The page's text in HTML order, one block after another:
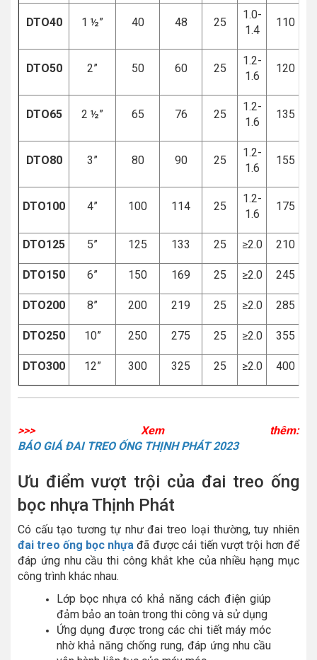
DTO40 1 ½” 40 48 25
1.0-
1.4
110
DTO50 2” 50 60 25
1.2-
1.6
120
DTO65 2 ½” 65 76 25
1.2-
1.6
135
DTO80 3” 80 90 25
1.2-
1.6
155
DTO100 4” 100 114 25
1.2-
1.6
175
DTO125 5” 125 133 25 ≥2.0 210
DTO150 6” 150 169 25 ≥2.0 245
DTO200 8” 200 219 25 ≥2.0 285
DTO250 10” 250 275 25 ≥2.0 355
DTO300 12” 300 325 25 ≥2.0 400
>>> Xem thêm:
BÁO GIÁ ĐAI TREO ỐNG THỊNH PHÁT 2023
Ưu điểm vượt trội của đai treo ống
bọc nhựa Thịnh Phát
Có cấu tạo tương tự như đai treo loại thường, tuy nhiên
đai treo ống bọc nhựa đã được cải tiến vượt trội hơn để
đáp ứng nhu cầu thi công khắt khe của nhiều hạng mục
công trình khác nhau.
Lớp bọc nhựa có khả năng cách điện giúp
đảm bảo an toàn trong thi công và sử dụng
Ứng dụng được trong các chi tiết máy móc
nhờ khả năng chống rung, đáp ứng nhu cầu